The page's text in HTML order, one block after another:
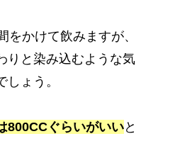
をかけて飲みますが、
りと染み込むような気
ょう。
800CCぐらいがいいと